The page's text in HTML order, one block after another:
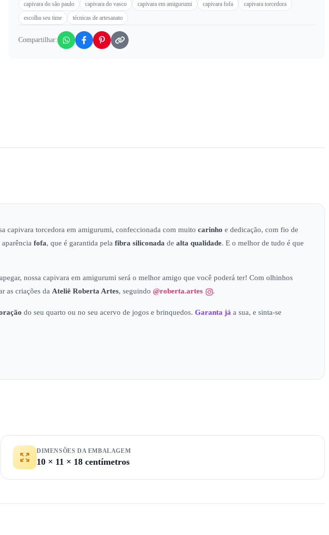
capivara do são paulo
capivara do vasco capivara em amigurumi capivara fofa
capivara torcedora
escolha seu time
técnicas de artesanato
Compartilhar:
capivara torcedora em amigurumi, confeccionada com muito carinho e dedicação, com fio de
aparência fofa, que é garantida pela fibra siliconada de alta qualidade. E o melhor de tudo é que
nossa capivara em amigurumi será o melhor amigo que você poderá ter! Com olhinhos
as criações da Ateliê Roberta Artes, seguindo @roberta.artes .
do seu quarto ou no seu acervo de jogos e brinquedos. Garanta já a sua, e sinta-se
DIMENSÕES DA EMBALAGEM
10 × 11 × 18 centímetros